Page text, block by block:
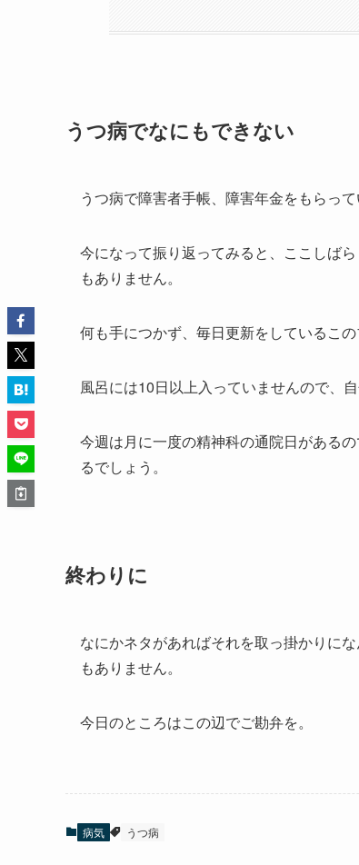
うつ病でなにもできない
うつ病で障害者手帳、障害年金をもらっ
今になって振り返ってみると、ここしば
もありません。
何も手につかず、毎日更新をしているこ
風呂には10日以上入っていませんので、
今週は月に一度の精神科の通院日がある
るでしょう。
終わりに
なにかネタがあればそれを取っ掛かりに
もありません。
今日のところはこの辺でご勘弁を。
病気 うつ病